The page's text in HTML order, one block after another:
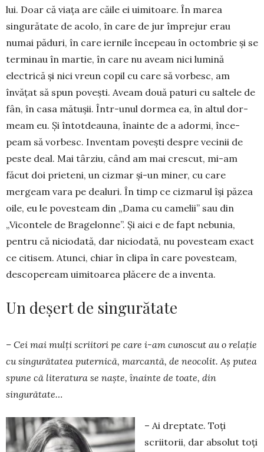
lui. Doar că viața are căile ei uimitoare. În marea
singurătate de acolo, în care de jur împrejur erau
numai păduri, în care iernile începeau în octombrie și se
terminau în martie, în care nu aveam nici lumină
electrică și nici vreun copil cu care să vorbesc, am
învățat să spun povești. Aveam două paturi cu saltele de
fân, în casa mătușii. Într-unul dormea ea, în altul dor­
meam eu. Și întotdeauna, înainte de a adormi, în­ce­
peam să vorbesc. Inventam povești despre vecinii de
peste deal. Mai târziu, când am mai crescut, mi-am
făcut doi prieteni, un cizmar și-un miner, cu care
mergeam vara pe dealuri. În timp ce cizmarul își pă­zea
oile, eu le povesteam din „Dama cu camelii” sau din
„Vicontele de Bragelonne”. Și aici e de fapt ne­bu­nia,
pentru că niciodată, dar niciodată, nu po­ves­team exact
ce citisem. Atunci, chiar în clipa în care povesteam,
descopeream uimitoarea plăcere de a inventa.
Un deșert de singurătate
– Cei mai mulți scriitori pe care i-am cunoscut au o relație
cu singurătatea puternică, marcantă, de neocolit. Aș putea
spune că literatura se naște, înainte de toate, din
singurătate…
– Ai dreptate. Toți
scriitorii, dar absolut toți